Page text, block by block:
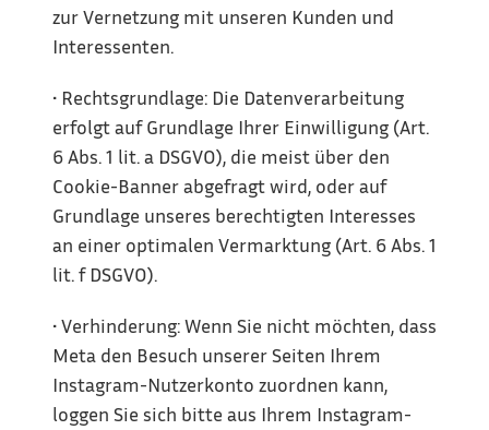
zur Vernetzung mit unseren Kunden und
Interessenten.
• Rechtsgrundlage: Die Datenverarbeitung
erfolgt auf Grundlage Ihrer Einwilligung (Art.
6 Abs. 1 lit. a DSGVO), die meist über den
Cookie-Banner abgefragt wird, oder auf
Grundlage unseres berechtigten Interesses
an einer optimalen Vermarktung (Art. 6 Abs. 1
lit. f DSGVO).
• Verhinderung: Wenn Sie nicht möchten, dass
Meta den Besuch unserer Seiten Ihrem
Instagram-Nutzerkonto zuordnen kann,
loggen Sie sich bitte aus Ihrem Instagram-